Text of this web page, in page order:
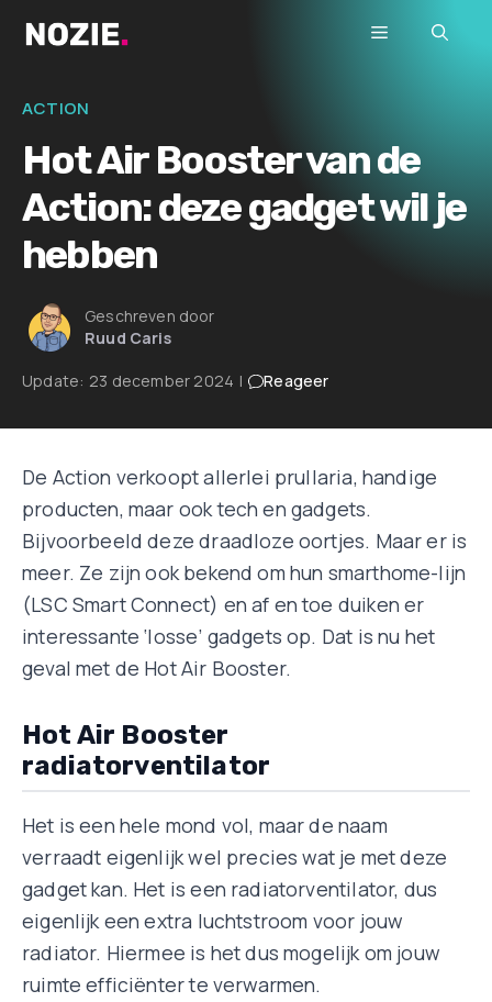
naar
inhoud
Menu
ACTION
Hot Air Booster van de
Action: deze gadget wil je
hebben
Geschreven door
Ruud Caris
Update: 23 december 2024 | Reageer
De Action verkoopt allerlei prullaria, handige
producten, maar ook tech en gadgets.
Bijvoorbeeld deze draadloze oortjes. Maar er is
meer. Ze zijn ook bekend om hun smarthome-lijn
(LSC Smart Connect) en af en toe duiken er
interessante ‘losse’ gadgets op. Dat is nu het
geval met de Hot Air Booster.
Hot Air Booster
radiatorventilator
Het is een hele mond vol, maar de naam
verraadt eigenlijk wel precies wat je met deze
gadget kan. Het is een radiatorventilator, dus
eigenlijk een extra luchtstroom voor jouw
radiator. Hiermee is het dus mogelijk om jouw
ruimte efficiënter te verwarmen.